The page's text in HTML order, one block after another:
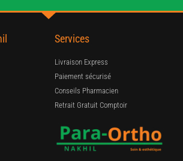
Services
Livraison Express
Paiement sécurisé
Conseils Pharmacien
Retrait Gratuit Comptoir